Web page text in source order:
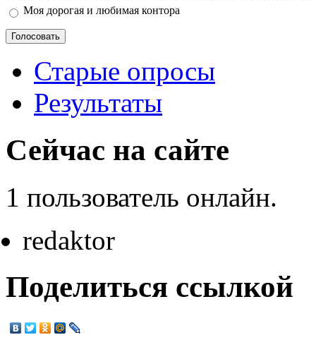
Моя дорогая и любимая контора
Старые опросы
Результаты
Сейчас на сайте
1 пользователь онлайн.
redaktor
Поделиться ссылкой